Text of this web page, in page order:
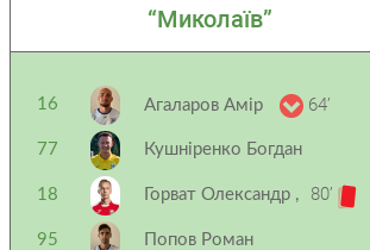
“Миколаїв”
16 Агаларов Амір 64’
77 Кушніренко Богдан
18 Горват Олександр , 80’
95 Попов Роман